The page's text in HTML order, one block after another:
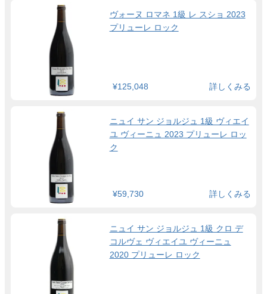
ヴォーヌ ロマネ 1級 レ スショ 2023
プリューレ ロック
¥125,048 詳しくみる
ニュイ サン ジョルジュ 1級 ヴィエイ
ユ ヴィーニュ 2023 プリューレ ロッ
ク
¥59,730 詳しくみる
ニュイ サン ジョルジュ 1級 クロ デ
コルヴェ ヴィエイユ ヴィーニュ
2020 プリューレ ロック